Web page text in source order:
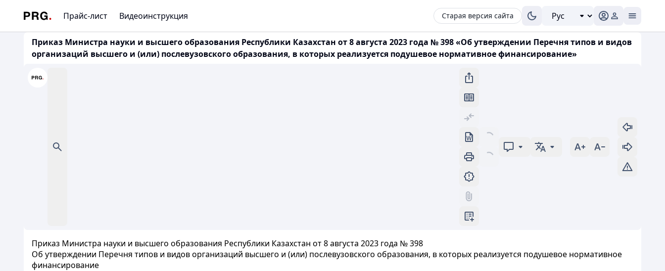
Прайс-лист Видеоинструкция Старая версия сайта
Приказ Министра науки и высшего образования Республики Казахстан от 8 августа 2023 года № 398 «Об утверждении Перечня типов и видов
организаций высшего и (или) послевузовского образования, в которых реализуется подушевое нормативное финансирование»
Приказ Министра науки и высшего образования Республики Казахстан от 8 августа 2023 года № 398
Об утверждении Перечня типов и видов организаций высшего и (или) послевузовского образования, в которых реализуется подушевое нормативное
финансирование